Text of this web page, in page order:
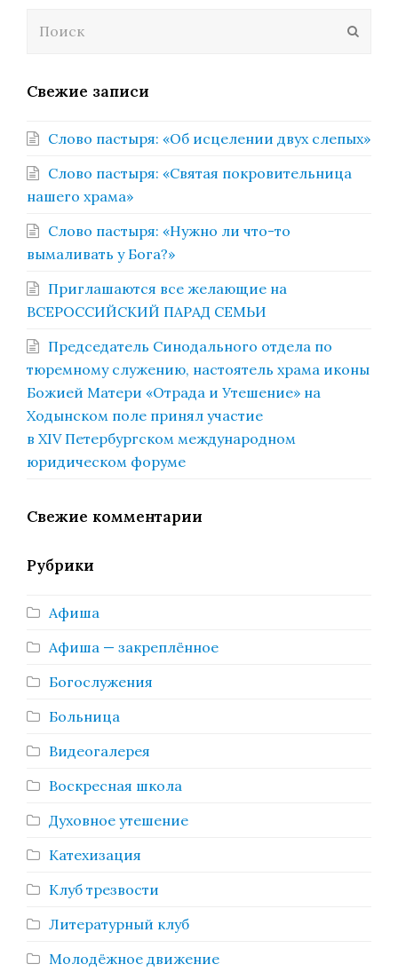
Свежие записи
Слово пастыря: «Об исцелении двух слепых»
Слово пастыря: «Святая покровительница
нашего храма»
Слово пастыря: «Нужно ли что-то
вымаливать у Бога?»
Приглашаются все желающие на
ВСЕРОССИЙСКИЙ ПАРАД СЕМЬИ
Председатель Синодального отдела по
тюремному служению, настоятель храма иконы
Божией Матери «Отрада и Утешение» на
Ходынском поле принял участие
в XIV Петербургском международном
юридическом форуме
Свежие комментарии
Рубрики
Афиша
Афиша — закреплённое
Богослужения
Больница
Видеогалерея
Воскресная школа
Духовное утешение
Катехизация
Клуб трезвости
Литературный клуб
Молодёжное движение